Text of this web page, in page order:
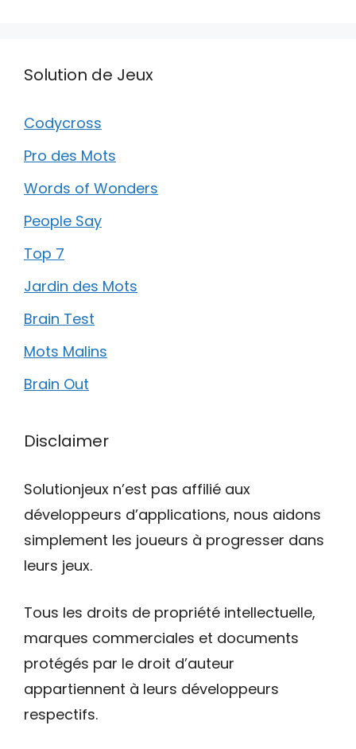
Solution de Jeux
Codycross
Pro des Mots
Words of Wonders
People Say
Top 7
Jardin des Mots
Brain Test
Mots Malins
Brain Out
Disclaimer
Solutionjeux n’est pas affilié aux
développeurs d’applications, nous aidons
simplement les joueurs à progresser dans
leurs jeux.
Tous les droits de propriété intellectuelle,
marques commerciales et documents
protégés par le droit d’auteur
appartiennent à leurs développeurs
respectifs.